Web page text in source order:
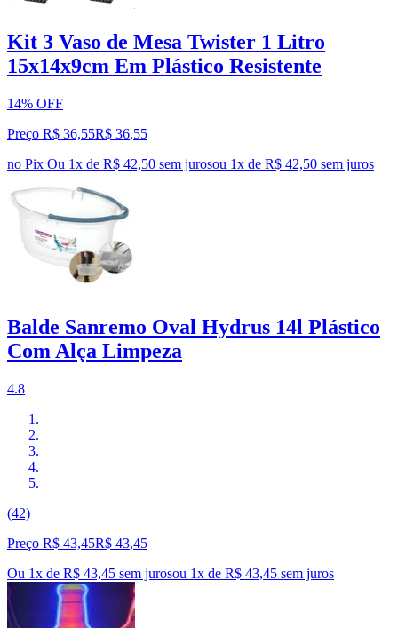
Kit 3 Vaso de Mesa Twister 1 Litro
15x14x9cm Em Plástico Resistente
14% OFF
Preço R$ 36,55R$ 36,55
no Pix Ou 1x de R$ 42,50 sem jurosou 1x de R$ 42,50 sem juros
Balde Sanremo Oval Hydrus 14l Plástico
Com Alça Limpeza
4.8
(42)
Preço R$ 43,45R$ 43,45
Ou 1x de R$ 43,45 sem jurosou 1x de R$ 43,45 sem juros